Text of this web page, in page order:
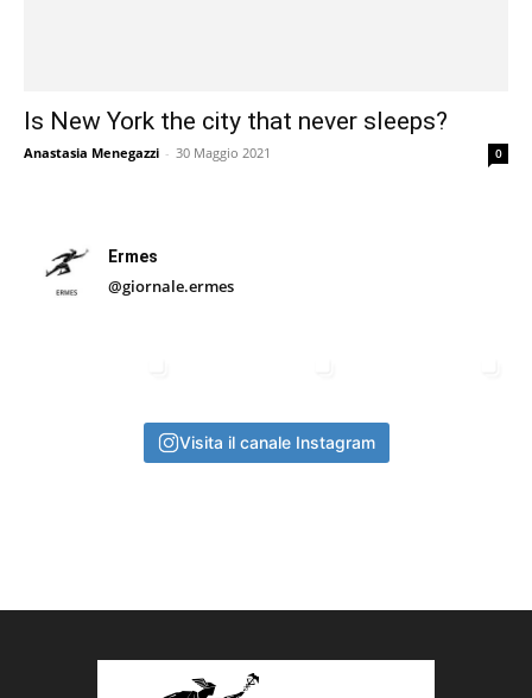
Is New York the city that never sleeps?
Anastasia Menegazzi - 30 Maggio 2021 0
Ermes
@giornale.ermes
Visita il canale Instagram